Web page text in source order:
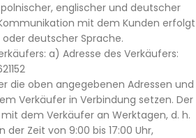
englischer und deutscher
mit dem Kunden erfolgt
deutscher Sprache.
a) Adresse des Verkäufers:
die oben angegebenen Adressen und
Verkäufer in Verbindung setzen. Der
dem Verkäufer an Werktagen, d. h.
der Zeit von 9:00 bis 17:00 Uhr,